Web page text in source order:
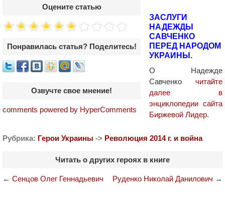
Оцените статью
Понравилась статья? Поделитесь!
Озвучте свое мнение!
comments powered by HyperComments
ЗАСЛУГИ
НАДЕЖДЫ
САВЧЕНКО
ПЕРЕД НАРОДОМ
УКРАИНЫ.
О Надежде
Савченко читайте
далее в
энциклопедии сайта
Биржевой Лидер.
Рубрика: Герои Украины -> Революция 2014 г. и война
Читать о других героях в книге
← Сенцов Олег Геннадьевич Руденко Николай Данилович →